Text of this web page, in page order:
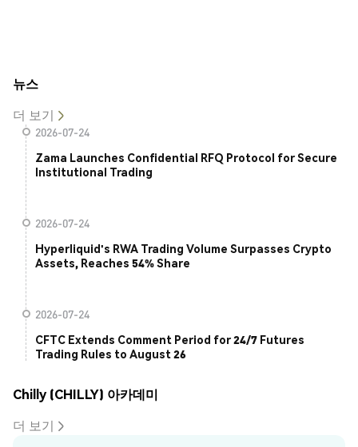
뉴스
더 보기
2026-07-24
Zama Launches Confidential RFQ Protocol for Secure
Institutional Trading
2026-07-24
Hyperliquid's RWA Trading Volume Surpasses Crypto
Assets, Reaches 54% Share
2026-07-24
CFTC Extends Comment Period for 24/7 Futures
Trading Rules to August 26
Chilly (CHILLY) 아카데미
더 보기